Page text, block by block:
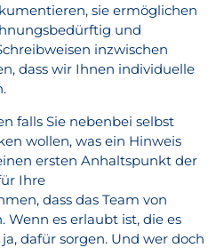
sie ermöglichen
und
inzwischen
dass wir Ihnen individuelle
falls Sie nebenbei selbst
wollen, was ein Hinweis
ersten Anhaltspunkt der
Ihre
dass das Team von
Wenn es erlaubt ist, die es
dafür sorgen. Und wer doch